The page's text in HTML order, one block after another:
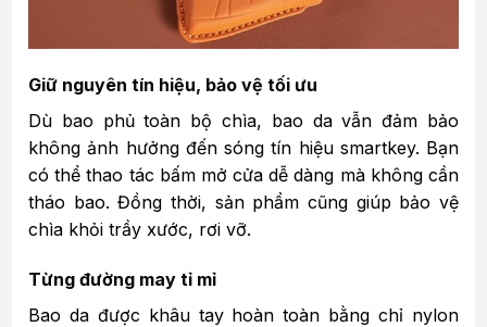
Giữ nguyên tín hiệu, bảo vệ tối ưu
Dù bao phủ toàn bộ chìa, bao da vẫn đảm bảo
không ảnh hưởng đến sóng tín hiệu smartkey. Bạn
có thể thao tác bấm mở cửa dễ dàng mà không cần
tháo bao. Đồng thời, sản phẩm cũng giúp bảo vệ
chìa khỏi trầy xước, rơi vỡ.
Từng đường may tỉ mỉ
Bao da được khâu tay hoàn toàn bằng chỉ nylon